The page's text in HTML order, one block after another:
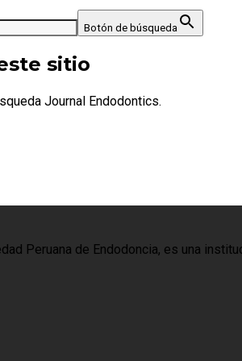
Botón de búsqueda
sitio
Journal Endodontics.
Peruana de Endodoncia, es una